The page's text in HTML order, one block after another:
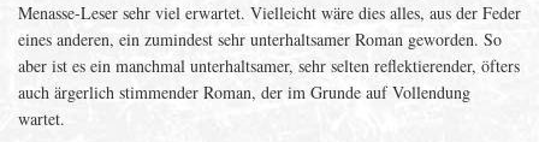
Menasse-Leser sehr viel erwartet. Vielleicht wäre dies alles, aus der Feder
eines anderen, ein zumindest sehr unterhaltsamer Roman geworden. So
aber ist es ein manchmal unterhaltsamer, sehr selten reflektierender, öfters
auch ärgerlich stimmender Roman, der im Grunde auf Vollendung
wartet.